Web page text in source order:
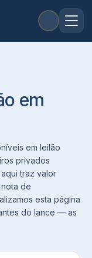
em
em leilão
privados
traz valor
de
esta página
do lance — as